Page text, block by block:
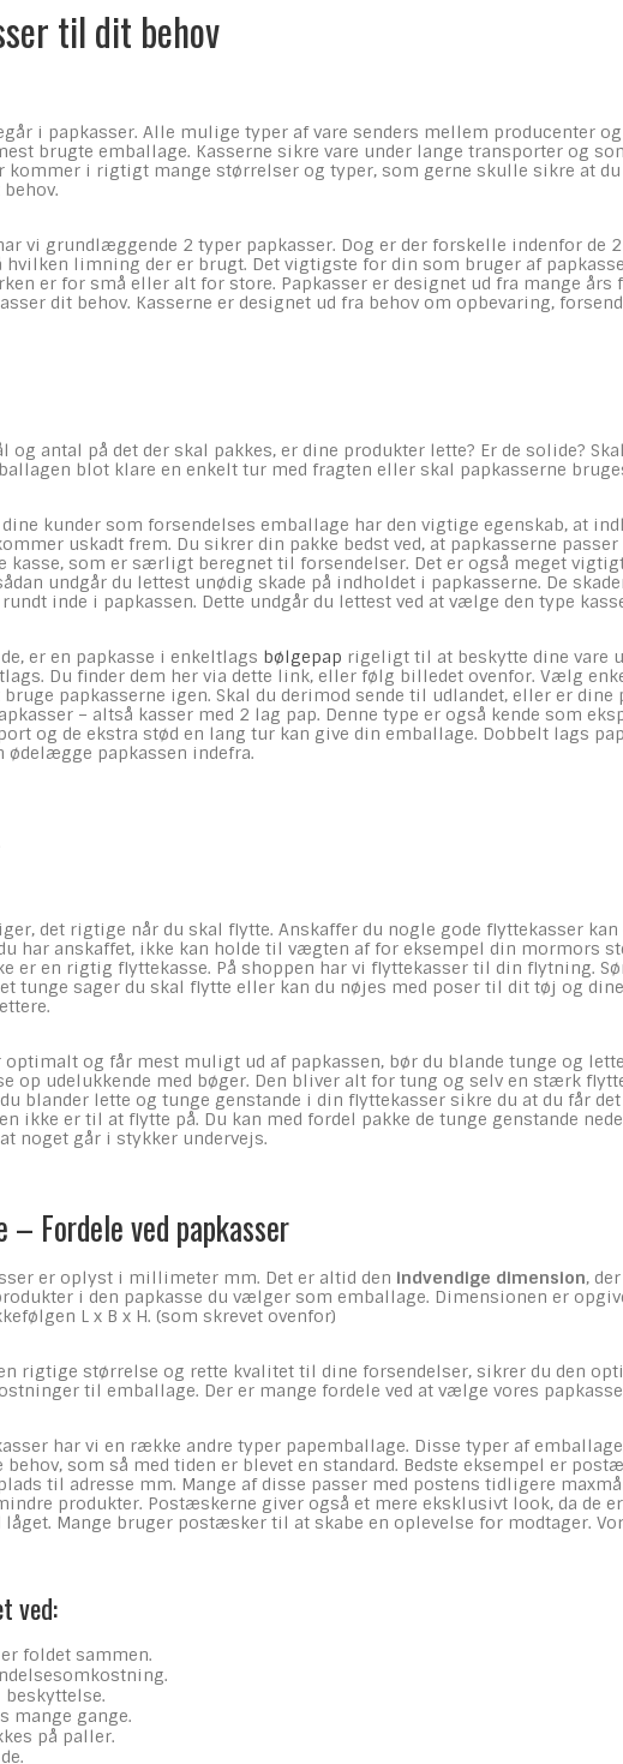
til dit behov
i papkasser. Alle mulige typer af vare senders mellem producenter
brugte emballage. Kasserne sikre vare under lange transporter og
kommer i rigtigt mange størrelser og typer, som gerne skulle sikre at
vi grundlæggende 2 typer papkasser. Dog er der forskelle indenfor de
hvilken limning der er brugt. Det vigtigste for din som bruger af
er for små eller alt for store. Papkasser er designet ud fra mange
dit behov. Kasserne er designet ud fra behov om opbevaring,
og antal på det der skal pakkes, er dine produkter lette? Er de solide?
blot klare en enkelt tur med fragten eller skal papkasserne
kunder som forsendelses emballage har den vigtige egenskab, at
uskadt frem. Du sikrer din pakke bedst ved, at papkasserne
kasse, som er særligt beregnet til forsendelser. Det er også meget
undgår du lettest unødig skade på indholdet i papkasserne. De
inde i papkassen. Dette undgår du lettest ved at vælge den type
er en papkasse i enkeltlags bølgepap rigeligt til at beskytte dine vare
Du finder dem her via dette link, eller følg billedet ovenfor. Vælg
papkasserne igen. Skal du derimod sende til udlandet, eller er
– altså kasser med 2 lag pap. Denne type er også kende som
og de ekstra stød en lang tur kan give din emballage. Dobbelt lags
ødelægge papkassen indefra.
det rigtige når du skal flytte. Anskaffer du nogle gode flyttekasser
har anskaffet, ikke kan holde til vægten af for eksempel din mormors
er en rigtig flyttekasse. På shoppen har vi flyttekasser til din flytning.
tunge sager du skal flytte eller kan du nøjes med poser til dit tøj og
og får mest muligt ud af papkassen, bør du blande tunge og
op udelukkende med bøger. Den bliver alt for tung og selv en stærk
blander lette og tunge genstande i din flyttekasser sikre du at du får
ikke er til at flytte på. Du kan med fordel pakke de tunge genstande
noget går i stykker undervejs.
– Fordele ved papkasser
er oplyst i millimeter mm. Det er altid den indvendige dimension,
i den papkasse du vælger som emballage. Dimensionen er
L x B x H. (som skrevet ovenfor)
rigtige størrelse og rette kvalitet til dine forsendelser, sikrer du den
til emballage. Der er mange fordele ved at vælge vores
har vi en række andre typer papemballage. Disse typer af
som så med tiden er blevet en standard. Bedste eksempel er
til adresse mm. Mange af disse passer med postens tidligere
produkter. Postæskerne giver også et mere eksklusivt look, da de
låget. Mange bruger postæsker til at skabe en oplevelse for modtager.
ved:
foldet sammen.
mange gange.
på paller.